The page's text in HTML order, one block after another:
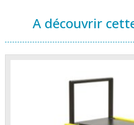
A découvrir